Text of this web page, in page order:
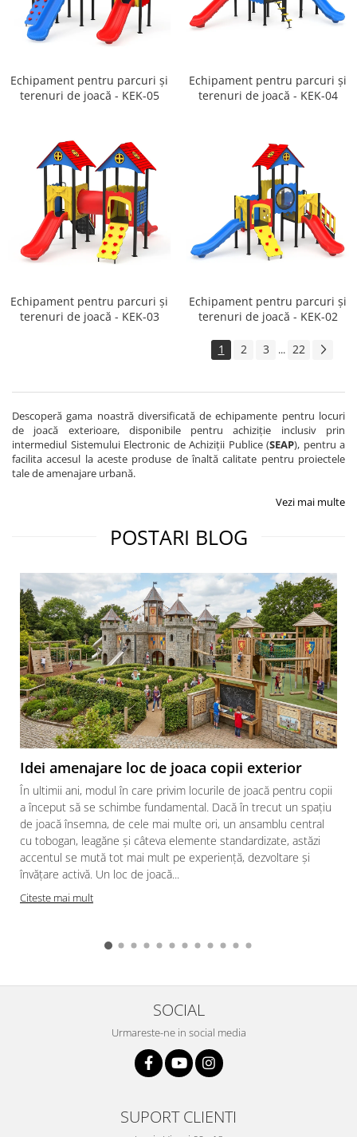
Echipament pentru parcuri și
terenuri de joacă - KEK-05
Echipament pentru parcuri și
terenuri de joacă - KEK-04
Echipament pentru parcuri și
terenuri de joacă - KEK-03
Echipament pentru parcuri și
terenuri de joacă - KEK-02
1 2 3 ... 22
Descoperă gama noastră diversificată de echipamente pentru locuri
de joacă exterioare, disponibile pentru achiziție inclusiv prin
intermediul Sistemului Electronic de Achiziții Publice (SEAP), pentru a
facilita accesul la aceste produse de înaltă calitate pentru proiectele
tale de amenajare urbană.
Vezi mai multe
POSTARI BLOG
Idei amenajare loc de joaca copii exterior
În ultimii ani, modul în care privim locurile de joacă pentru copii
a început să se schimbe fundamental. Dacă în trecut un spațiu
de joacă însemna, de cele mai multe ori, un ansamblu central
cu tobogan, leagăne și câteva elemente standardizate, astăzi
accentul se mută tot mai mult pe experiență, dezvoltare și
învățare activă. Un loc de joacă...
Citeste mai mult
SOCIAL
Urmareste-ne in social media
SUPORT CLIENTI